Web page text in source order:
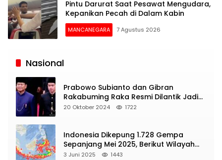
Pintu Darurat Saat Pesawat Mengudara,
Kepanikan Pecah di Dalam Kabin
MANCANEGARA 7 Agustus 2026
Siaran
Nasional
Prabowo Subianto dan Gibran
Rakabuming Raka Resmi Dilantik Jadi
Presiden dan Wapres RI
20 Oktober 2024 1722
Indonesia Dikepung 1.728 Gempa
Sepanjang Mei 2025, Berikut Wilayah
Yang Intens Diguncang!
3 Juni 2025 1443